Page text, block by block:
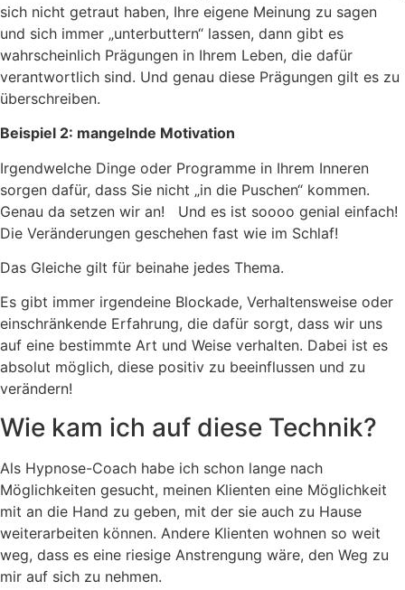
sich nicht getraut haben, Ihre eigene Meinung zu sagen
und sich immer „unterbuttern“ lassen, dann gibt es
wahrscheinlich Prägungen in Ihrem Leben, die dafür
verantwortlich sind. Und genau diese Prägungen gilt es zu
überschreiben.
Beispiel 2: mangelnde Motivation
Irgendwelche Dinge oder Programme in Ihrem Inneren
sorgen dafür, dass Sie nicht „in die Puschen“ kommen.
Genau da setzen wir an! Und es ist soooo genial einfach!
Die Veränderungen geschehen fast wie im Schlaf!
Das Gleiche gilt für beinahe jedes Thema.
Es gibt immer irgendeine Blockade, Verhaltensweise oder
einschränkende Erfahrung, die dafür sorgt, dass wir uns
auf eine bestimmte Art und Weise verhalten. Dabei ist es
absolut möglich, diese positiv zu beeinflussen und zu
verändern!
Wie kam ich auf diese Technik?
Als Hypnose-Coach habe ich schon lange nach
Möglichkeiten gesucht, meinen Klienten eine Möglichkeit
mit an die Hand zu geben, mit der sie auch zu Hause
weiterarbeiten können. Andere Klienten wohnen so weit
weg, dass es eine riesige Anstrengung wäre, den Weg zu
mir auf sich zu nehmen.